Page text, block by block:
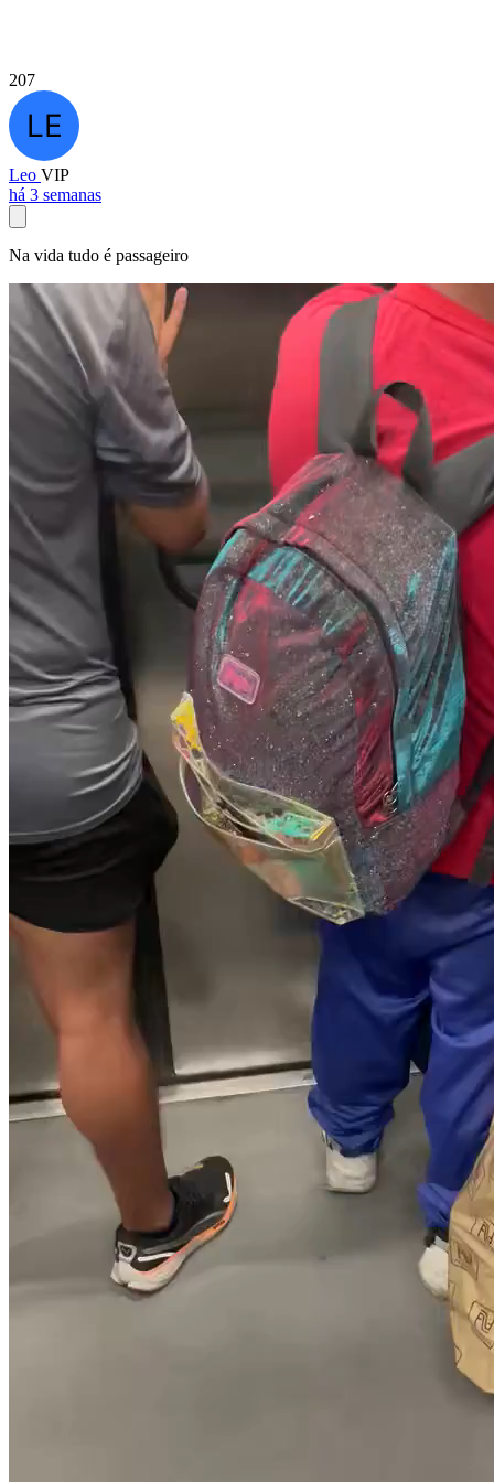
207
Leo VIP
há 3 semanas
Na vida tudo é passageiro